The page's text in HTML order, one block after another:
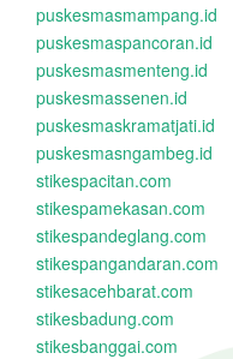
puskesmasmampang.id
puskesmaspancoran.id
puskesmasmenteng.id
puskesmassenen.id
puskesmaskramatjati.id
puskesmasngambeg.id
stikespacitan.com
stikespamekasan.com
stikespandeglang.com
stikespangandaran.com
stikesacehbarat.com
stikesbadung.com
stikesbanggai.com